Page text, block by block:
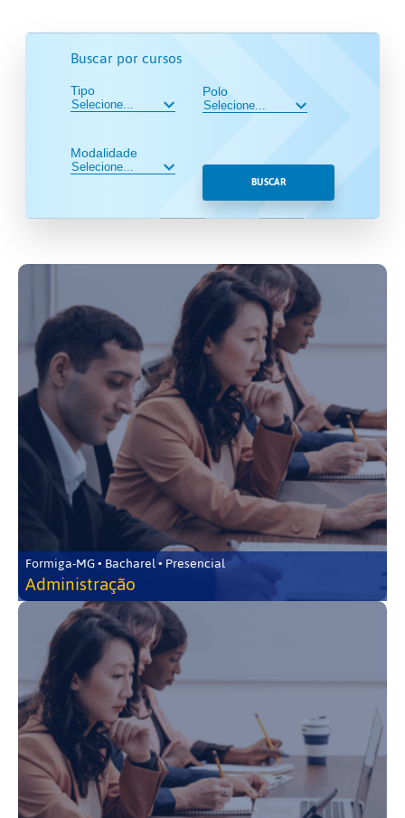
Buscar por cursos
Tipo
Modalidade
Polo
BUSCAR
Formiga-MG • Bacharel • Presencial
Administração